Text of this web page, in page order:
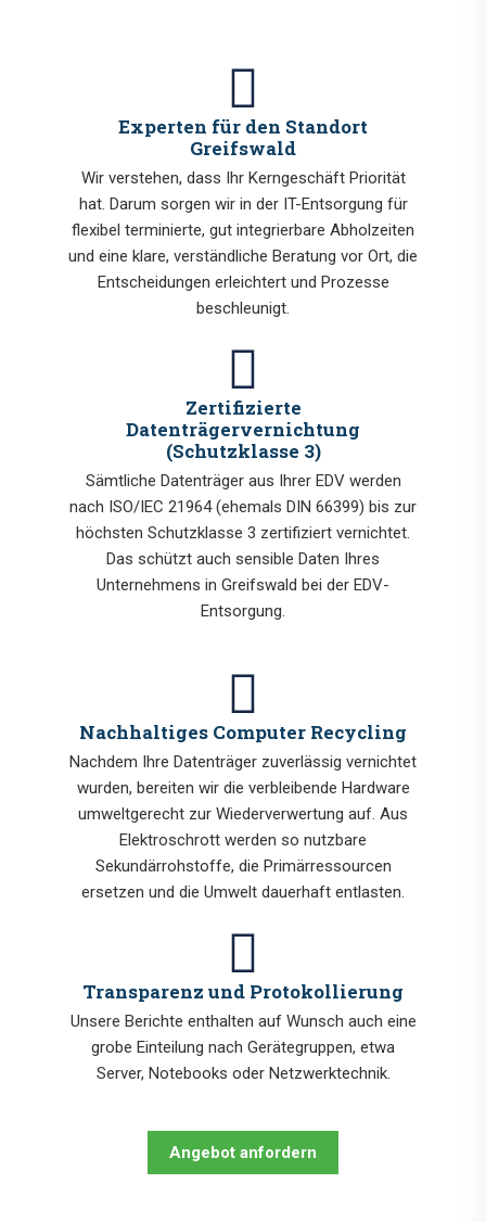
Experten für den Standort
Greifswald
Wir verstehen, dass Ihr Kerngeschäft Priorität
hat. Darum sorgen wir in der IT-Entsorgung für
flexibel terminierte, gut integrierbare Abholzeiten
und eine klare, verständliche Beratung vor Ort, die
Entscheidungen erleichtert und Prozesse
beschleunigt.
Zertifizierte
Datenträgervernichtung
(Schutzklasse 3)
Sämtliche Datenträger aus Ihrer EDV werden
nach ISO/IEC 21964 (ehemals DIN 66399) bis zur
höchsten Schutzklasse 3 zertifiziert vernichtet.
Das schützt auch sensible Daten Ihres
Unternehmens in Greifswald bei der EDV-
Entsorgung.
Nachhaltiges Computer Recycling
Nachdem Ihre Datenträger zuverlässig vernichtet
wurden, bereiten wir die verbleibende Hardware
umweltgerecht zur Wiederverwertung auf. Aus
Elektroschrott werden so nutzbare
Sekundärrohstoffe, die Primärressourcen
ersetzen und die Umwelt dauerhaft entlasten.
Transparenz und Protokollierung
Unsere Berichte enthalten auf Wunsch auch eine
grobe Einteilung nach Gerätegruppen, etwa
Server, Notebooks oder Netzwerktechnik.
Angebot anfordern